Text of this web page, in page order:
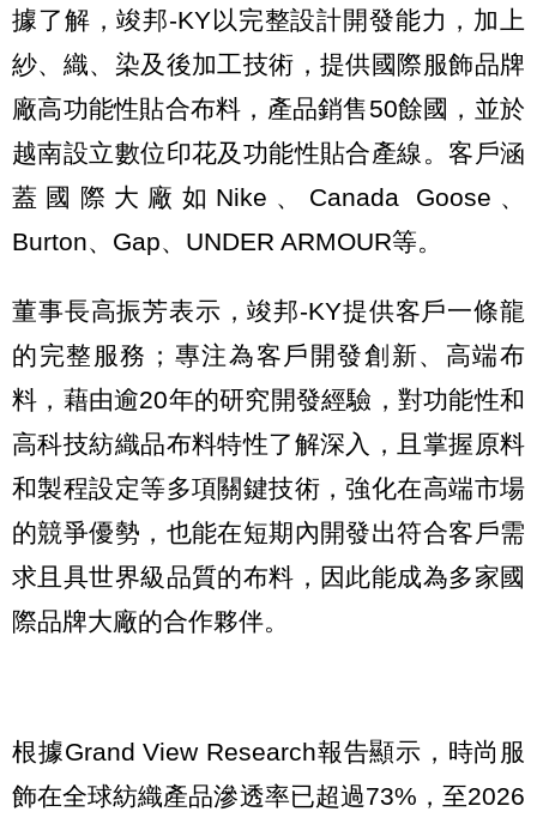
據了解，竣邦-KY以完整設計開發能力，加上
紗、織、染及後加工技術，提供國際服飾品牌
廠高功能性貼合布料，產品銷售50餘國，並於
越南設立數位印花及功能性貼合產線。客戶涵
蓋國際大廠如Nike、Canada Goose、
Burton、Gap、UNDER ARMOUR等。
董事長高振芳表示，竣邦-KY提供客戶一條龍
的完整服務；專注為客戶開發創新、高端布
料，藉由逾20年的研究開發經驗，對功能性和
高科技紡織品布料特性了解深入，且掌握原料
和製程設定等多項關鍵技術，強化在高端市場
的競爭優勢，也能在短期內開發出符合客戶需
求且具世界級品質的布料，因此能成為多家國
際品牌大廠的合作夥伴。
根據Grand View Research報告顯示，時尚服
飾在全球紡織產品滲透率已超過73%，至2026